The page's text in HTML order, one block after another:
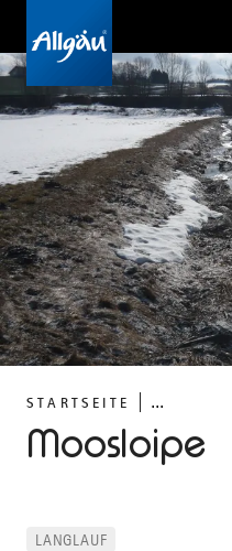
STARTSEITE ...
Moosloipe
LANGLAUF